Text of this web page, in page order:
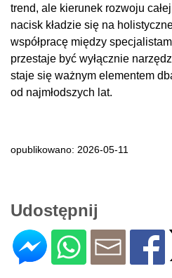
trend, ale kierunek rozwoju
nacisk kładzie się na
współpracę między
przestaje być wyłącznie
staje się ważnym elementem
od najmłodszych lat.
opublikowano: 2026-05-11
Udostępnij